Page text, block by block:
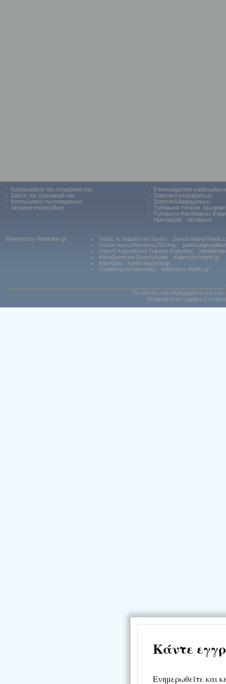
•
Καταχωρήστε την επιχείρησή σας
•
Στείλτε την προσφορά σας
•
Καταχώρηση συντεταγμένων
•
Δείγματα ιστοσελίδων
•
Επισκεψιμότητα καταλυμάτων
•
Στατιστικά επιχειρήσεων
•
Στατιστικά Διαφημίσεων
•
Τηλέφωνα Υπερασ.
•
Τηλέφωνα Ναυτιλιακών
•
Λιμεναρχεία - τηλέφωνα
Powered by Hotelsline.gr: Παξοί, το διαμάντι του Ιονίου:
paxos-island-
Παλιός Αγιος Αθανάσιος Πέλλας:
Ορεινή Κορινθία και Τρίκαλα Κορινθίας:
Καλάβρυτα και Ορεινή Αχαϊα:
kalavryta-hotels.gr
Καστοριά:
hotels-kastoria.gr
Ελαφόνησος Λακωνίας:
elafonisos-hotels.gr
Το σύνολο του περιεχομένου και των
Απαγορεύεται η χρήση ή